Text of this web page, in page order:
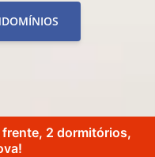
2 dormitórios,